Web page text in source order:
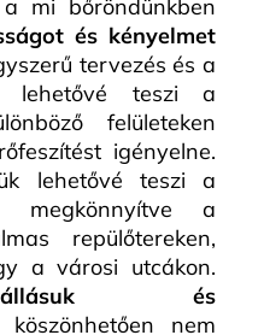
a mi bőröndünkben
és kényelmet
tervezés és a
lehetővé teszi a
felületeken
igényelne.
lehetővé teszi a
megkönnyítve a
repülőtereken,
a városi utcákon.
és
köszönhetően nem